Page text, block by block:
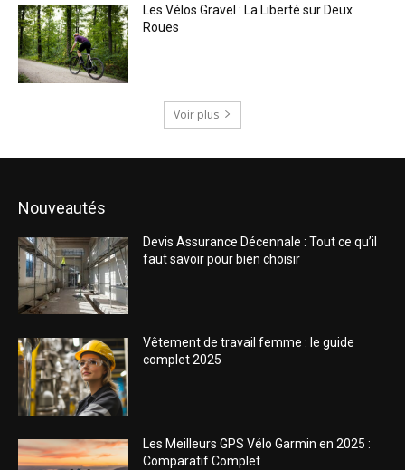
Les Vélos Gravel : La Liberté sur Deux
Roues
Voir plus
Nouveautés
Devis Assurance Décennale : Tout ce qu’il
faut savoir pour bien choisir
Vêtement de travail femme : le guide
complet 2025
Les Meilleurs GPS Vélo Garmin en 2025 :
Comparatif Complet